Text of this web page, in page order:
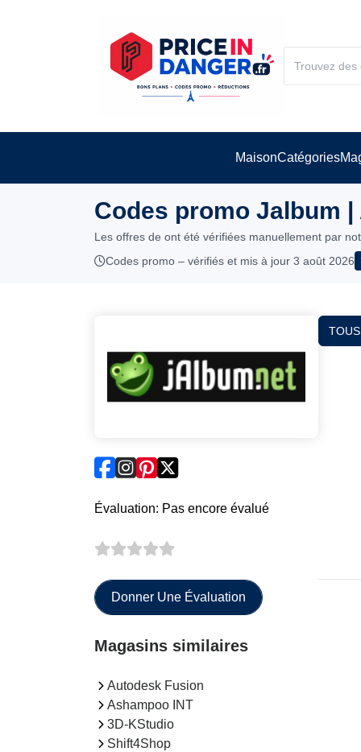
MaisonCatégories
Codes promo Jalbum |
Les offres de ont été vérifiées manuellement par
Codes promo – vérifiés et mis à jour 3 août 2026
Évaluation: Pas encore évalué
Donner Une Évaluation
Magasins similaires
Autodesk Fusion
Ashampoo INT
3D-KStudio
Shift4Shop